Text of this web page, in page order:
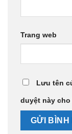
Trang web
Lưu tên
duyệt này